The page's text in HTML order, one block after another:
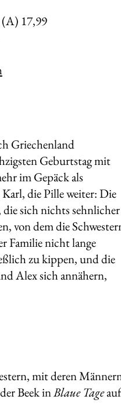
17,99
Griechenland
Geburtstag mit
im Gepäck als
die Pille weiter: Die
sich nichts sehnlicher
von dem die
Familie nicht lange
zu kippen, und die
Alex sich annähern,
mit deren
Beek inBlaue Tage